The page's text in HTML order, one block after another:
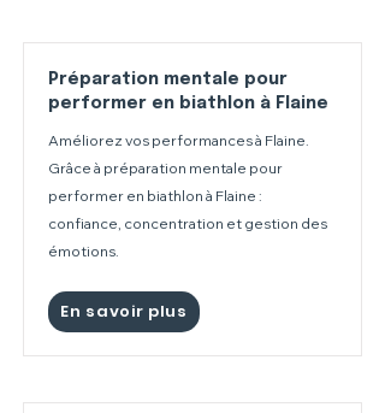
Préparation mentale pour
performer en biathlon à Flaine
Améliorez vos performances à Flaine.
Grâce à préparation mentale pour
performer en biathlon à Flaine :
confiance, concentration et gestion des
émotions.
En savoir plus